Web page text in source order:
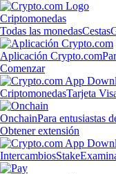
Criptomonedas
Todas las monedasCestas
Aplicación Crypto.com
Comenzar
CriptomonedasTarjeta
OnchainPara entusiastas
Obtener extensión
IntercambiosStake